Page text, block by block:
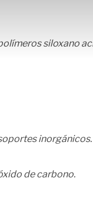
siloxano
inorgánicos.
de carbono.